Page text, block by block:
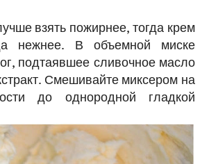
взять пожирнее, тогда крем
нежнее. В объемной миске
подтаявшее сливочное масло
Смешивайте миксером на
до однородной гладкой